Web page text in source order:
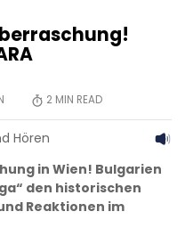
2 MIN READ
Hören
in Wien! Bulgarien
den historischen
Reaktionen im